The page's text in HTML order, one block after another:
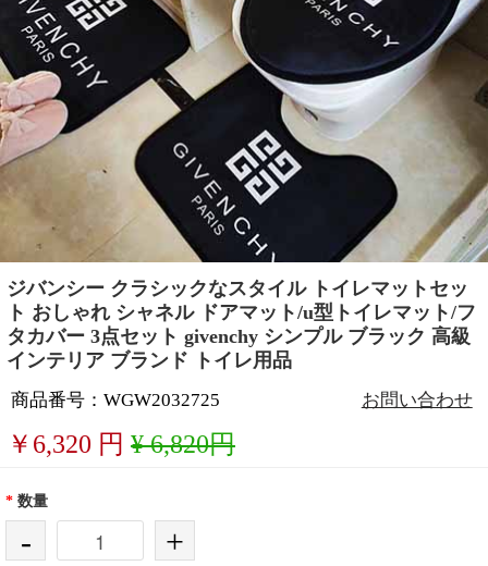
ジバンシー クラシックなスタイル トイレマットセッ
ト おしゃれ シャネル ドアマット/u型トイレマット/フ
タカバー 3点セット givenchy シンプル ブラック 高級
インテリア ブランド トイレ用品
商品番号：WGW2032725 お問い合わせ
￥ 6,320 円 ¥ 6,820円
* 数量
- +